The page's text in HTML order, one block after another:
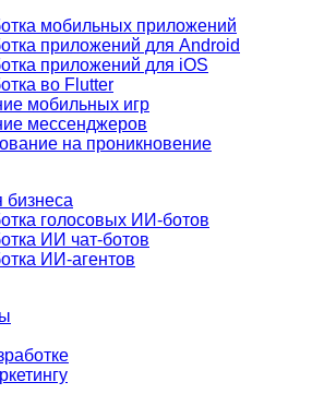
мобильных приложений
приложений для Android
приложений для iOS
во Flutter
мобильных игр
мессенджеров
на проникновение
голосовых ИИ-ботов
ИИ чат-ботов
ИИ-агентов